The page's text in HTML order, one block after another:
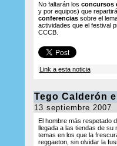
No faltarán los concursos
y por equipos) que
conferenciassobre el
actividades que el festival
CCCB.
Link a esta noticia
Tego Calderón
13 septiembre 2007
El hombre más respetado
llegada a las tiendas de su
temas en los que la
reggaeton, sin olvidar la